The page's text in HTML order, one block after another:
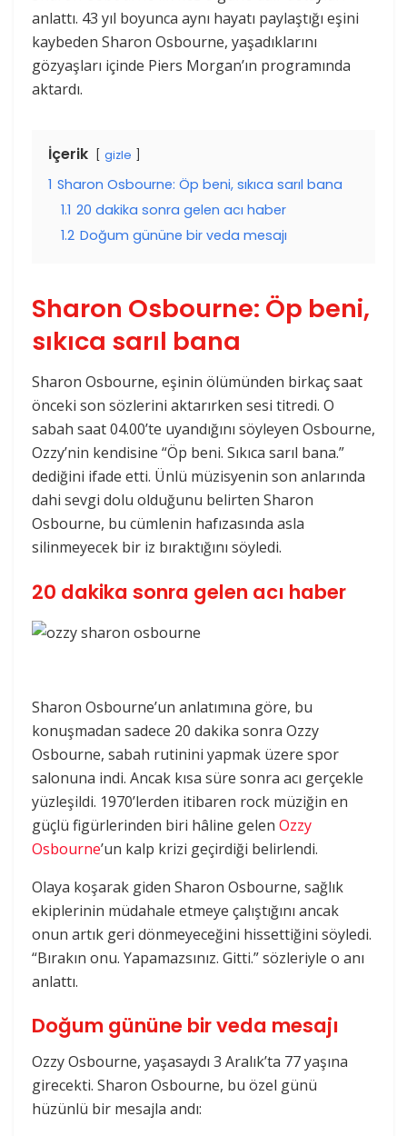
anlattı. 43 yıl boyunca aynı hayatı paylaştığı eşini
kaybeden Sharon Osbourne, yaşadıklarını
gözyaşları içinde Piers Morgan’ın programında
aktardı.
İçerik gizle
1 Sharon Osbourne: Öp beni, sıkıca sarıl bana
1.1 20 dakika sonra gelen acı haber
1.2 Doğum gününe bir veda mesajı
Sharon Osbourne: Öp beni,
sıkıca sarıl bana
Sharon Osbourne, eşinin ölümünden birkaç saat
önceki son sözlerini aktarırken sesi titredi. O
sabah saat 04.00’te uyandığını söyleyen Osbourne,
Ozzy’nin kendisine “Öp beni. Sıkıca sarıl bana.”
dediğini ifade etti. Ünlü müzisyenin son anlarında
dahi sevgi dolu olduğunu belirten Sharon
Osbourne, bu cümlenin hafızasında asla
silinmeyecek bir iz bıraktığını söyledi.
20 dakika sonra gelen acı haber
Sharon Osbourne’un anlatımına göre, bu
konuşmadan sadece 20 dakika sonra Ozzy
Osbourne, sabah rutinini yapmak üzere spor
salonuna indi. Ancak kısa süre sonra acı gerçekle
yüzleşildi. 1970’lerden itibaren rock müziğin en
güçlü figürlerinden biri hâline gelen Ozzy
Osbourne’un kalp krizi geçirdiği belirlendi.
Olaya koşarak giden Sharon Osbourne, sağlık
ekiplerinin müdahale etmeye çalıştığını ancak
onun artık geri dönmeyeceğini hissettiğini söyledi.
“Bırakın onu. Yapamazsınız. Gitti.” sözleriyle o anı
anlattı.
Doğum gününe bir veda mesajı
Ozzy Osbourne, yaşasaydı 3 Aralık’ta 77 yaşına
girecekti. Sharon Osbourne, bu özel günü
hüzünlü bir mesajla andı: